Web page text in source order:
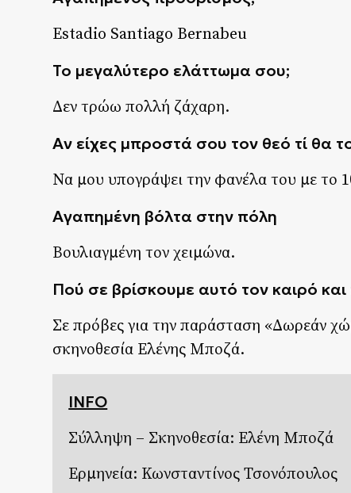
Estadio Santiago Bernabeu
Το μεγαλύτερο ελάττωμα σου;
Δεν τρώω πολλή ζάχαρη.
Αν είχες μπροστά σου τον θεό τί θα
Να μου υπογράψει την φανέλα του με το
Αγαπημένη βόλτα στην πόλη
Βουλιαγμένη τον χειμώνα.
Πού σε βρίσκουμε αυτό τον καιρό
Σε πρόβες για την παράσταση «Δωρεάν
σκηνοθεσία Ελένης Μποζά.
INFO
Σύλληψη – Σκηνοθεσία: Ελένη Μποζά
Ερμηνεία: Κωνσταντίνος Τσονόπουλος